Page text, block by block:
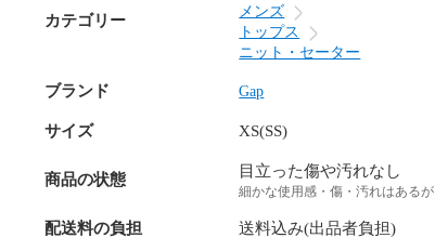
カテゴリー
メンズ
トップス
ニット・セーター
ブランド Gap
サイズ XS(SS)
商品の状態 目立った傷や汚れなし
細かな使用感・傷・汚れはある
配送料の負担 送料込み(出品者負担)